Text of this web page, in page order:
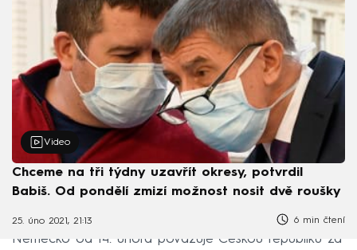
Video
Chceme na tři týdny uzavřít okresy, potvrdil
Babiš. Od pondělí zmizí možnost nosit dvě roušky
25. úno 2021, 21:13 6 min čtení
Německo od 14. února považuje Českou republiku za